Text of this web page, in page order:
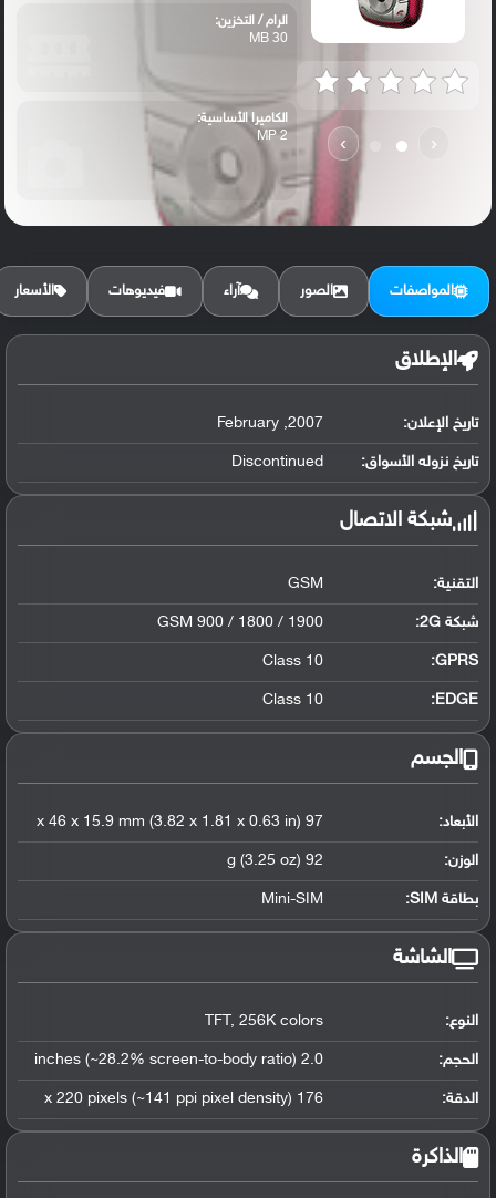
‹
›
الرام / التخزين:
30 MB
الكاميرا الأساسية:
2 MP
المواصفات الصور آراء فيديوهات الأسعار
الإطلاق
تاريخ الإعلان: 2007, February
تاريخ نزوله الأسواق: Discontinued
شبكة الاتصال
التقنية: GSM
شبكة 2G: GSM 900 / 1800 / 1900
GPRS:
Class 10
EDGE:
Class 10
الجسم
الأبعاد: 97 x 46 x 15.9 mm (3.82 x 1.81 x 0.63 in)
الوزن: 92 g (3.25 oz)
بطاقة SIM: Mini-SIM
الشاشة
النوع: TFT, 256K colors
الحجم: 2.0 inches (~28.2% screen-to-body ratio)
الدقة: 176 x 220 pixels (~141 ppi pixel density)
الذاكرة